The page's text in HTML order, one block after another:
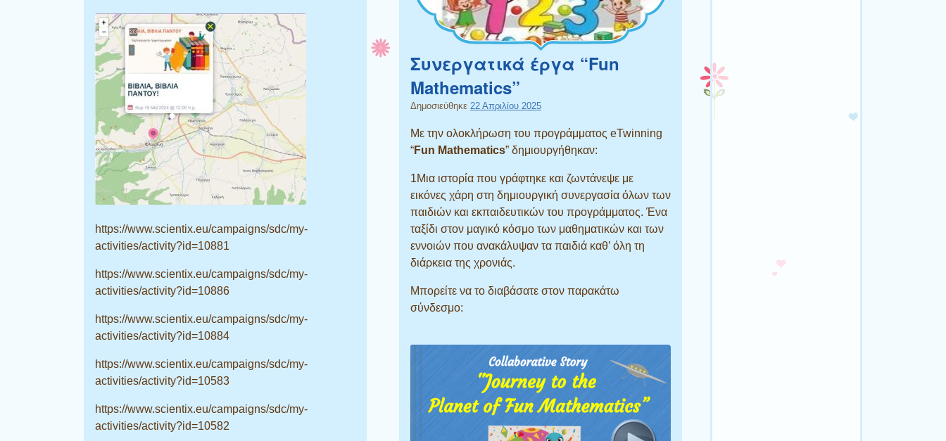
https://www.scientix.eu/campaigns/sdc/my-
activities/activity?id=10881
https://www.scientix.eu/campaigns/sdc/my-
activities/activity?id=10886
https://www.scientix.eu/campaigns/sdc/my-
activities/activity?id=10884
https://www.scientix.eu/campaigns/sdc/my-
activities/activity?id=10583
https://www.scientix.eu/campaigns/sdc/my-
activities/activity?id=10582
Συνεργατικά έργα “Fun
Mathematics”
Δημοσιεύθηκε 22 Απριλίου 2025
Με την ολοκλήρωση του προγράμματος eTwinning
“Fun Mathematics” δημιουργήθηκαν:
1Μια ιστορία που γράφτηκε και ζωντάνεψε με
εικόνες χάρη στη δημιουργική συνεργασία όλων των
παιδιών και εκπαιδευτικών του προγράμματος. Ένα
ταξίδι στον μαγικό κόσμο των μαθηματικών και των
εννοιών που ανακάλυψαν τα παιδιά καθ’ όλη τη
διάρκεια της χρονιάς.
Μπορείτε να το διαβάσατε στον παρακάτω
σύνδεσμο: